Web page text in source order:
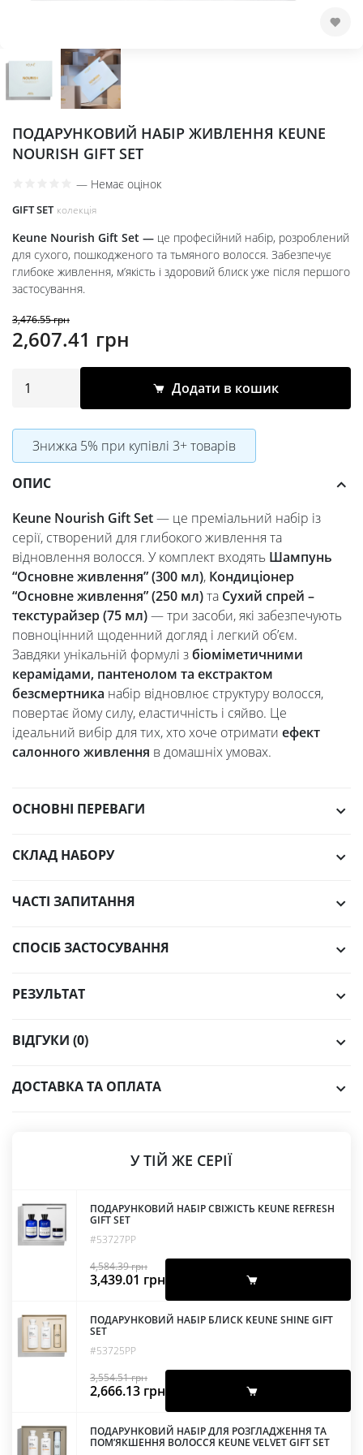
ПОДАРУНКОВИЙ НАБІР ЖИВЛЕННЯ KEUNE
NOURISH GIFT SET
— Немає оцінок
GIFT SET колекція
Keune Nourish Gift Set — це професійний набір, розроблений
для сухого, пошкодженого та тьмяного волосся. Забезпечує
глибоке живлення, м’якість і здоровий блиск уже після першого
застосування.
3,476.55грн
Оригінальна
ціна:
3,476.55 грн.
2,607.41 грн
2,607.41 грн.
Додати в кошик
Знижка 5% при купівлі 3+ товарів
ОПИС
Keune Nourish Gift Set— це преміальний набір із
серії, створений для глибокого живлення та
відновлення волосся. У комплект входять Шампунь
“Основне живлення” (300 мл), Кондиціонер
“Основне живлення” (250 мл)та Сухий спрей –
текстурайзер (75 мл)— три засоби, які забезпечують
повноцінний щоденний догляд і легкий об’єм.
Завдяки унікальній формулі збіоміметичними
керамідами, пантенолом та екстрактом
безсмертника набір відновлює структуру волосся,
повертає йому силу, еластичність і сяйво. Це
ідеальний вибір для тих, хто хоче отримати ефект
салонного живлення в домашніх умовах.
ОСНОВНІ ПЕРЕВАГИ
СКЛАД НАБОРУ
ЧАСТІ ЗАПИТАННЯ
СПОСІБ ЗАСТОСУВАННЯ
РЕЗУЛЬТАТ
ВІДГУКИ (0)
ДОСТАВКА ТА ОПЛАТА
У ТІЙ ЖЕ СЕРІЇ
ПОДАРУНКОВИЙ НАБІР СВІЖІСТЬ KEUNE REFRESH
GIFT SET
#53727PP
4,584.39грн
Оригінальна
ціна:
4,584.39 грн.
3,439.01 грн
3,439.01 грн.
ПОДАРУНКОВИЙ НАБІР БЛИСК KEUNE SHINE GIFT
SET
#53725PP
3,554.51грн
Оригінальна
ціна:
3,554.51 грн.
2,666.13 грн
2,666.13 грн.
ПОДАРУНКОВИЙ НАБІР ДЛЯ РОЗГЛАДЖЕННЯ ТА
ПОМ’ЯКШЕННЯ ВОЛОССЯ KEUNE VELVET GIFT SET